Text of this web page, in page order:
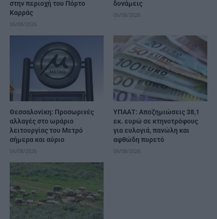
στην περιοχή του Πόρτο
Καρράς
06/08/2026
δυνάμεις
06/08/2026
Θεσσαλονίκη: Προσωρινές
αλλαγές στο ωράριο
λειτουργίας του Μετρό
σήμερα και αύριο
06/08/2026
ΥΠΑΑΤ: Αποζημιώσεις 38,1
εκ. ευρώ σε κτηνοτρόφους
για ευλογιά, πανώλη και
αφθώδη πυρετό
06/08/2026